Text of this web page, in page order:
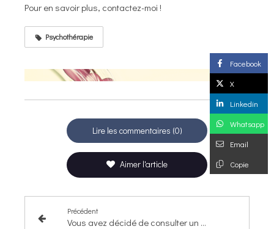
Pour en savoir plus, contactez-moi !
Psychothérapie
Lire les commentaires (0)
Aimer l'article
Précédent
Vous avez décidé de consulter un psy ? Mais quel psy ?
Facebook
X
Linkedin
Whatsapp
Email
Copie